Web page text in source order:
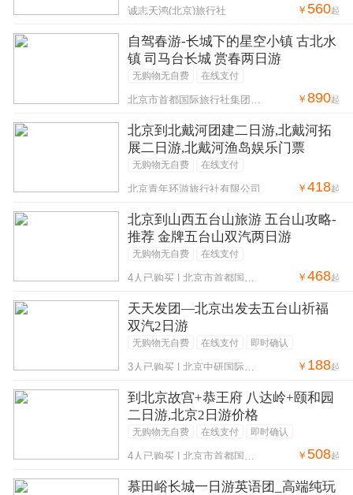
诚志天鸿(北京)旅行社 ￥560起
自驾春游-长城下的星空小镇 古北水
镇 司马台长城 赏春两日游
无购物无自费 在线支付
￥890起
北京到北戴河团建二日游,北戴河拓
展二日游,北戴河渔岛娱乐门票
无购物无自费 在线支付
北京青年环游旅行社有限公司 ￥418起
北京到山西五台山旅游 五台山攻略-
推荐 金牌五台山双汽两日游
无购物无自费 在线支付
￥468起
天天发团—北京出发去五台山祈福
双汽2日游
无购物无自费 在线支付 即时确认
￥ 188起
到北京故宫+恭王府 八达岭+颐和园
二日游,北京2日游价格
无购物无自费 在线支付 即时确认
￥508起
慕田峪长城一日游英语团_高端纯玩